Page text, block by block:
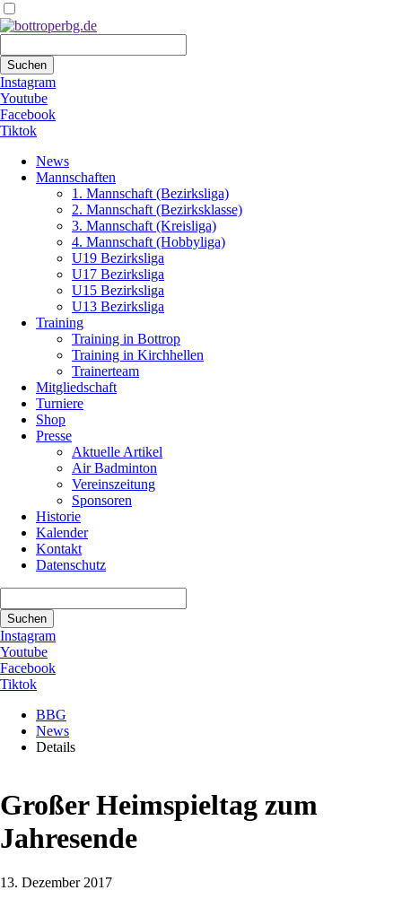
Suchen
Instagram
Youtube
Facebook
Tiktok
überspringen
News
Mannschaften
1. Mannschaft (Bezirksliga)
2. Mannschaft (Bezirksklasse)
3. Mannschaft (Kreisliga)
4. Mannschaft (Hobbyliga)
U19 Bezirksliga
U17 Bezirksliga
U15 Bezirksliga
U13 Bezirksliga
Training
Training in Bottrop
Training in Kirchhellen
Trainerteam
Mitgliedschaft
Turniere
Shop
Presse
Aktuelle Artikel
Air Badminton
Vereinszeitung
Sponsoren
Historie
Kalender
Kontakt
Datenschutz
Suchen
Instagram
Youtube
Facebook
Tiktok
BBG
News
Details
Großer Heimspieltag zum
Jahresende
13. Dezember 2017